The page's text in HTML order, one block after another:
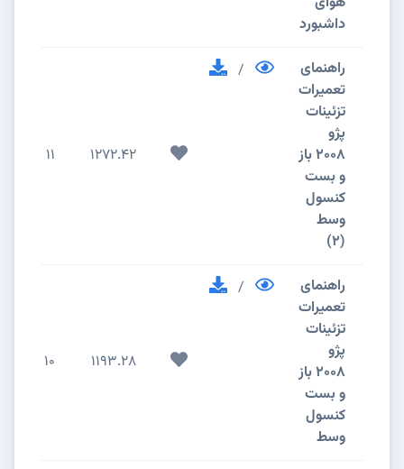
داشبورد
راهنمای
تعمیرات
تزئینات
پژو
2008 باز
و بست
کنسول
وسط
(2)
/
1272.42
11
راهنمای
تعمیرات
تزئینات
پژو
2008 باز
و بست
کنسول
وسط
/
1193.28
10